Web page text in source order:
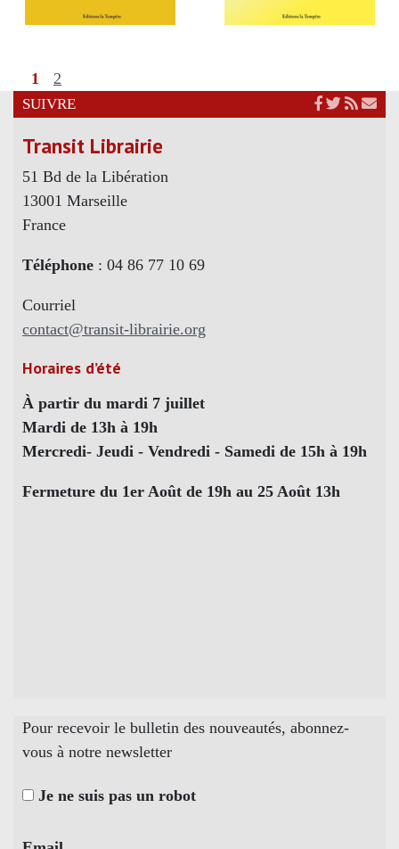
1 2
SUIVRE
Transit Librairie
51 Bd de la Libération
13001 Marseille
France
Téléphone : 04 86 77 10 69
Courriel
contact@transit-librairie.org
Horaires d’été
À partir du mardi 7 juillet
Mardi de 13h à 19h
Mercredi- Jeudi - Vendredi - Samedi de 15h à 19h
Fermeture du 1er Août de 19h au 25 Août 13h
Pour recevoir le bulletin des nouveautés, abonnez-
vous à notre newsletter
Je ne suis pas un robot